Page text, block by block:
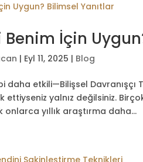
İçin
| Eyl 11, 2025 | Blog
daha etkili—Bilişsel
ettiyseniz yalnız değilsiniz.
yıllık araştırma daha...